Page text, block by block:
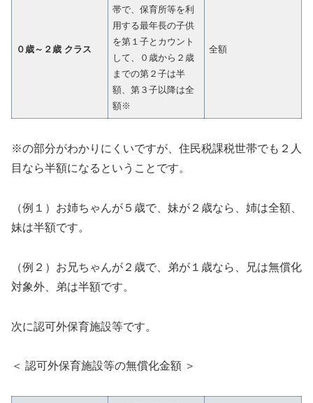
０歳～２歳 クラス
帯で、保育所等を利
用する最年長の子供
を第１子とカウント
して、０歳から２歳
までの第２子は半
額、第３子以降は全
額※
全額
※の部分がわかりにくいですが、住民税課税世帯でも２人
目なら半額になるということです。
（例１）お姉ちゃんが５歳で、妹が２歳なら、姉は全額、
妹は半額です。
（例２）お兄ちゃんが２歳で、弟が１歳なら、兄は無償化
対象外、弟は半額です。
次に認可外保育施設等です。
＜ 認可外保育施設等の無償化金額 ＞